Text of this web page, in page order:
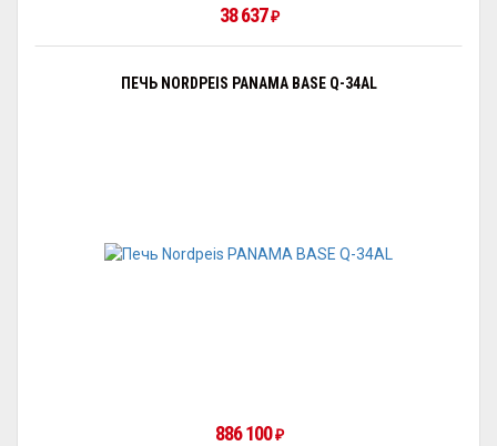
38 637₽
ПЕЧЬ NORDPEIS PANAMA BASE Q-34AL
886 100₽